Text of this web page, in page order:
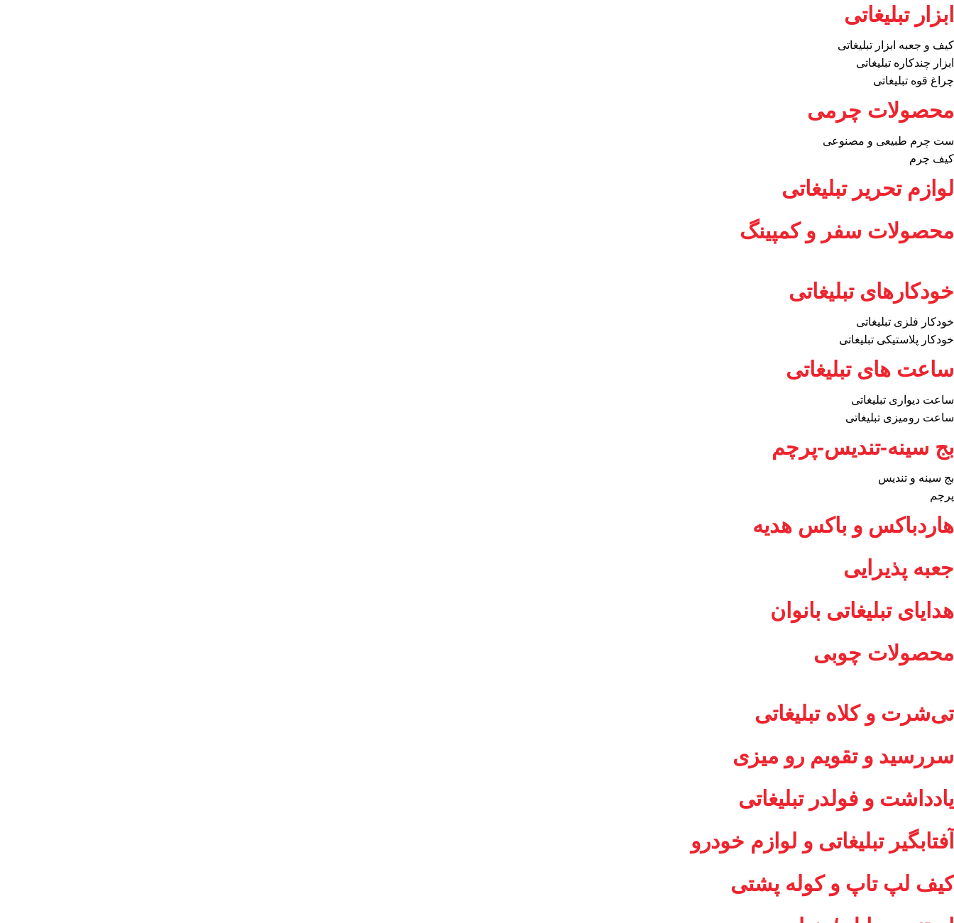
ابزار تبلیغاتی
کیف و جعبه ابزار تبلیغاتی
ابزار چندکاره تبلیغاتی
چراغ قوه تبلیغاتی
محصولات چرمی
ست چرم طبیعی و مصنوعی
کیف چرم
لوازم تحریر تبلیغاتی
محصولات سفر و کمپینگ
خودکارهای تبلیغاتی
خودکار فلزی تبلیغاتی
خودکار پلاستیکی تبلیغاتی
ساعت های تبلیغاتی
ساعت دیواری تبلیغاتی
ساعت رومیزی تبلیغاتی
بج سینه-تندیس-پرچم
بج سینه و تندیس
پرچم
هاردباکس و باکس هدیه
جعبه پذیرایی
هدایای تبلیغاتی بانوان
محصولات چوبی
تی‌شرت و کلاه تبلیغاتی
سررسید و تقویم رو میزی
یادداشت و فولدر تبلیغاتی
آفتابگیر تبلیغاتی و لوازم خودرو
کیف لپ تاپ و کوله پشتی